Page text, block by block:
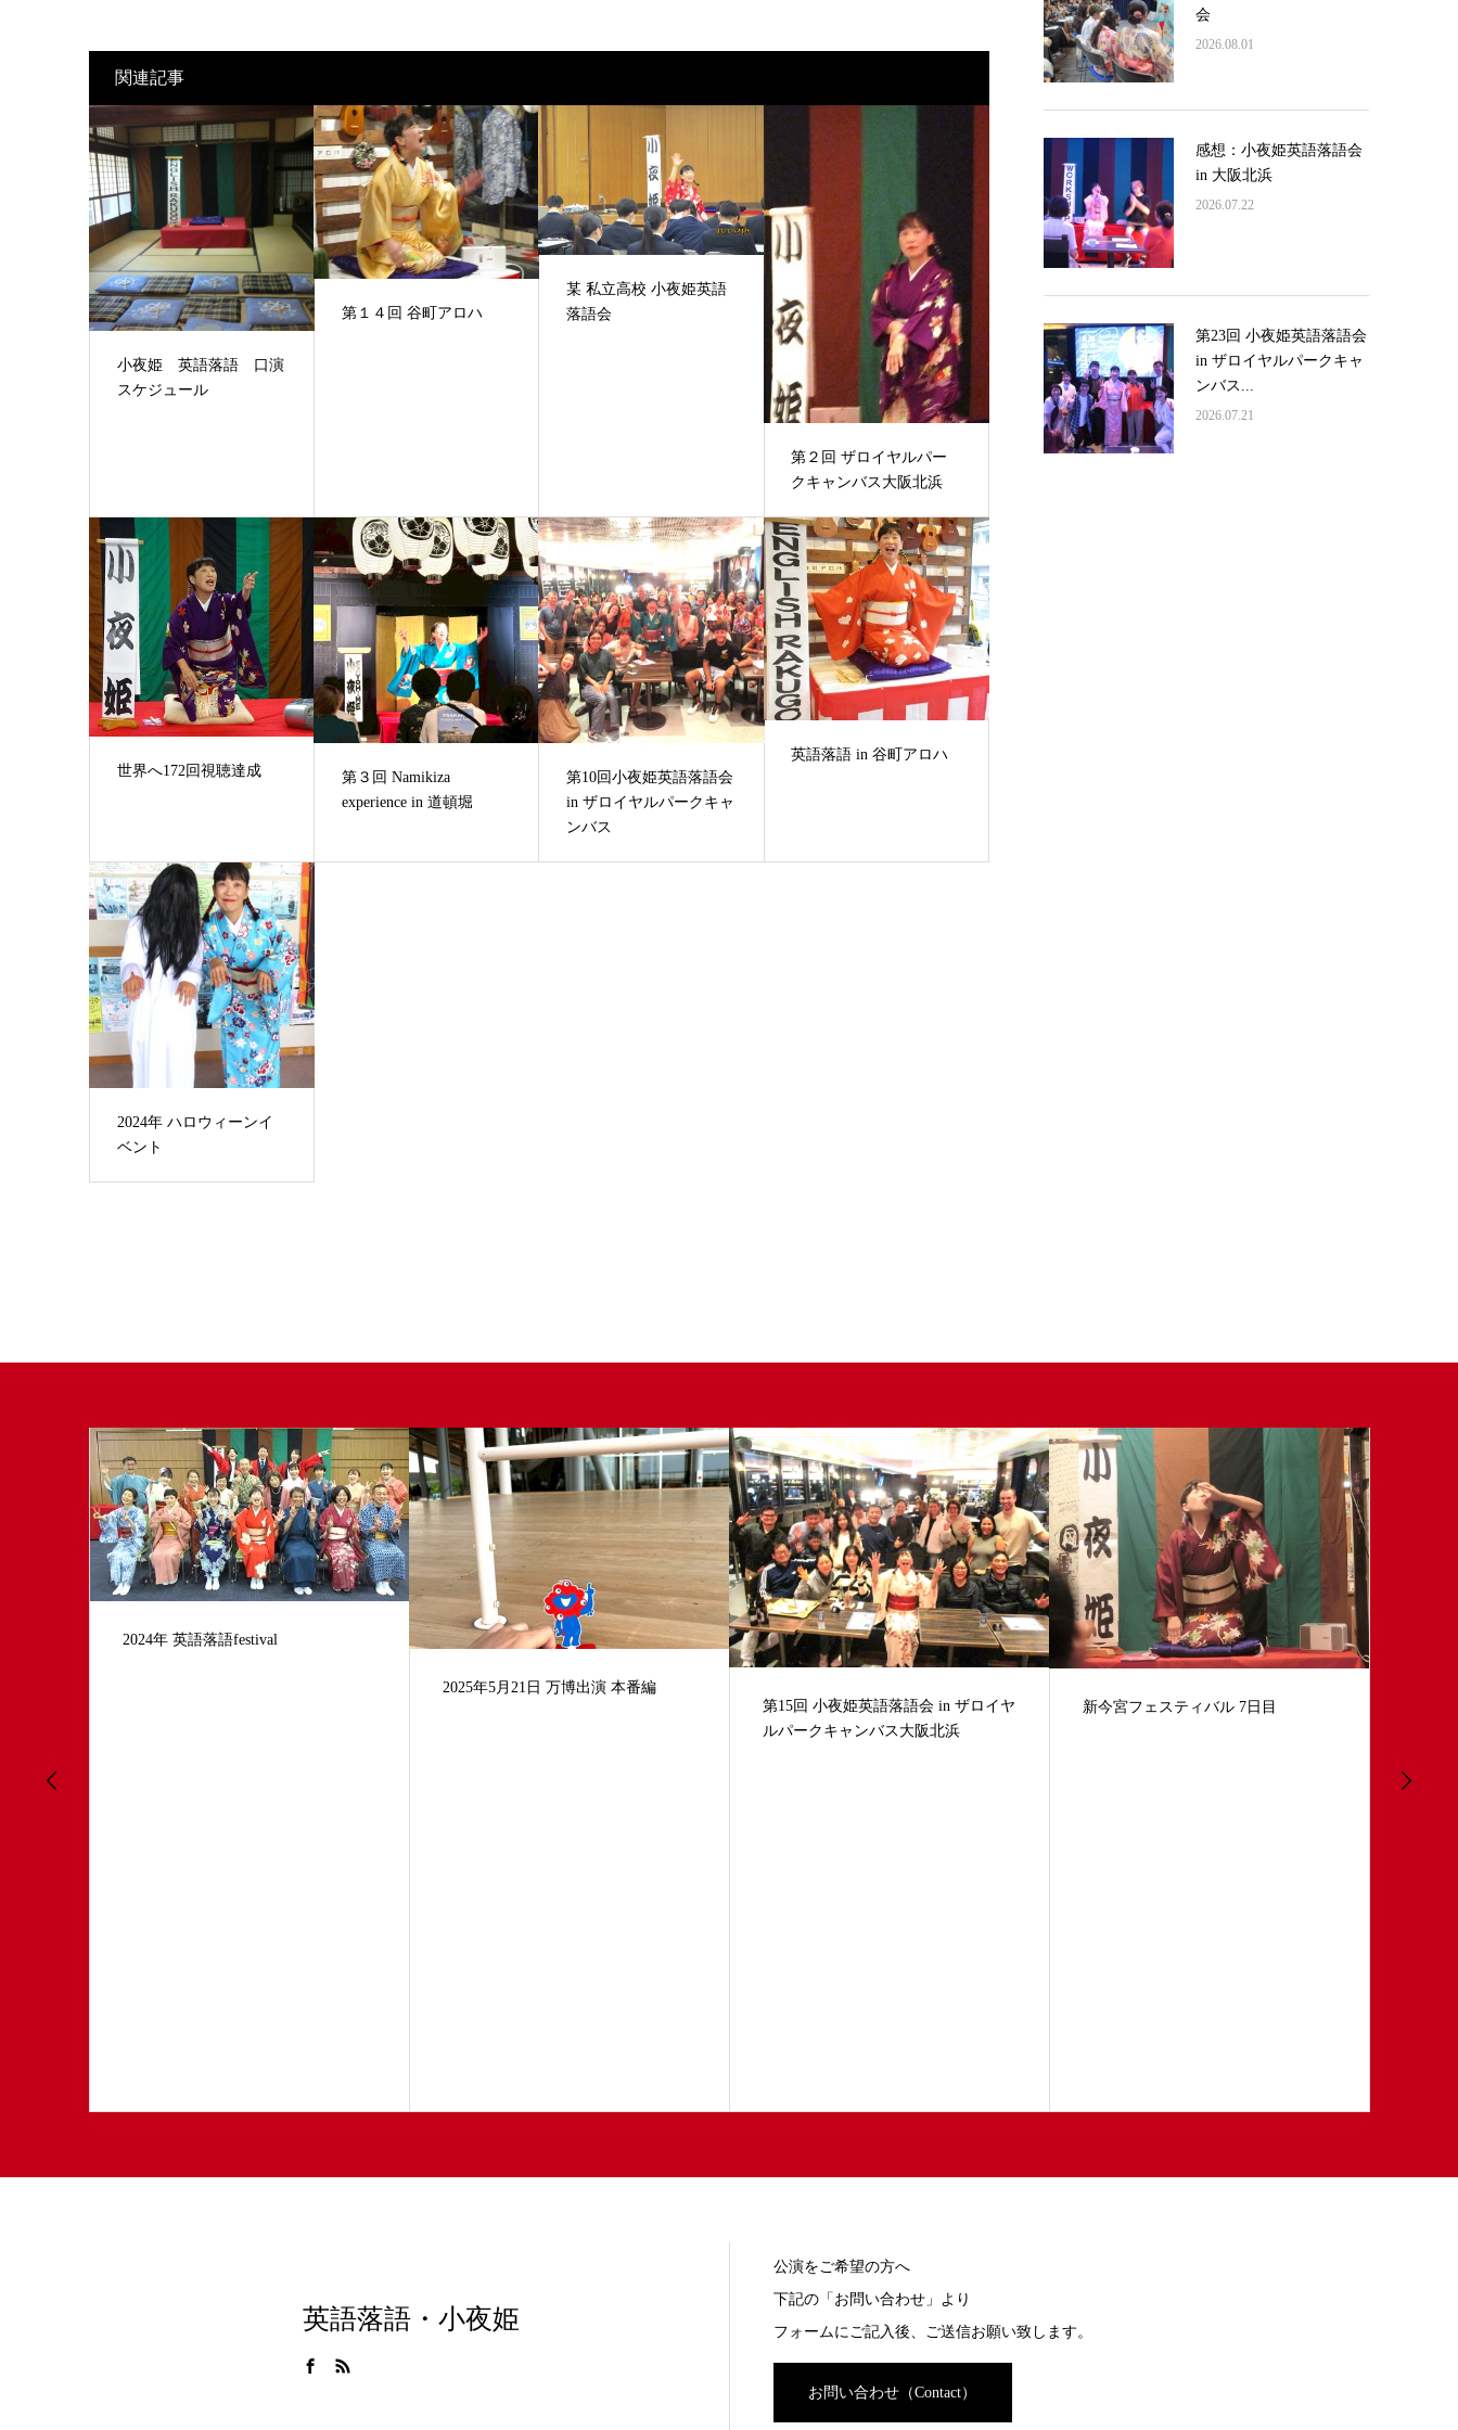
関連記事
小夜姫 英語落語 口演
スケジュール
第１４回 谷町アロハ
某 私立高校 小夜姫英語
落語会
第２回 ザロイヤルパー
クキャンバス大阪北浜
世界へ172回視聴達成
第３回 Namikiza
experience in 道頓堀
第10回小夜姫英語落語会
in ザロイヤルパークキャ
ンバス
英語落語 in 谷町アロハ
2024年 ハロウィーンイ
ベント
会
2026.08.01
感想：小夜姫英語落語会
in 大阪北浜
2026.07.22
第23回 小夜姫英語落語会
in ザロイヤルパークキャ
ンバス...
2026.07.21
新今宮フェスティバル 7日目
第17回 小夜姫英語落語会 in ザロイヤ
英語落語・小夜姫
公演をご希望の方へ
下記の「お問い合わせ」より
フォームにご記入後、ご送信お願い致します。
お問い合わせ（Contact）